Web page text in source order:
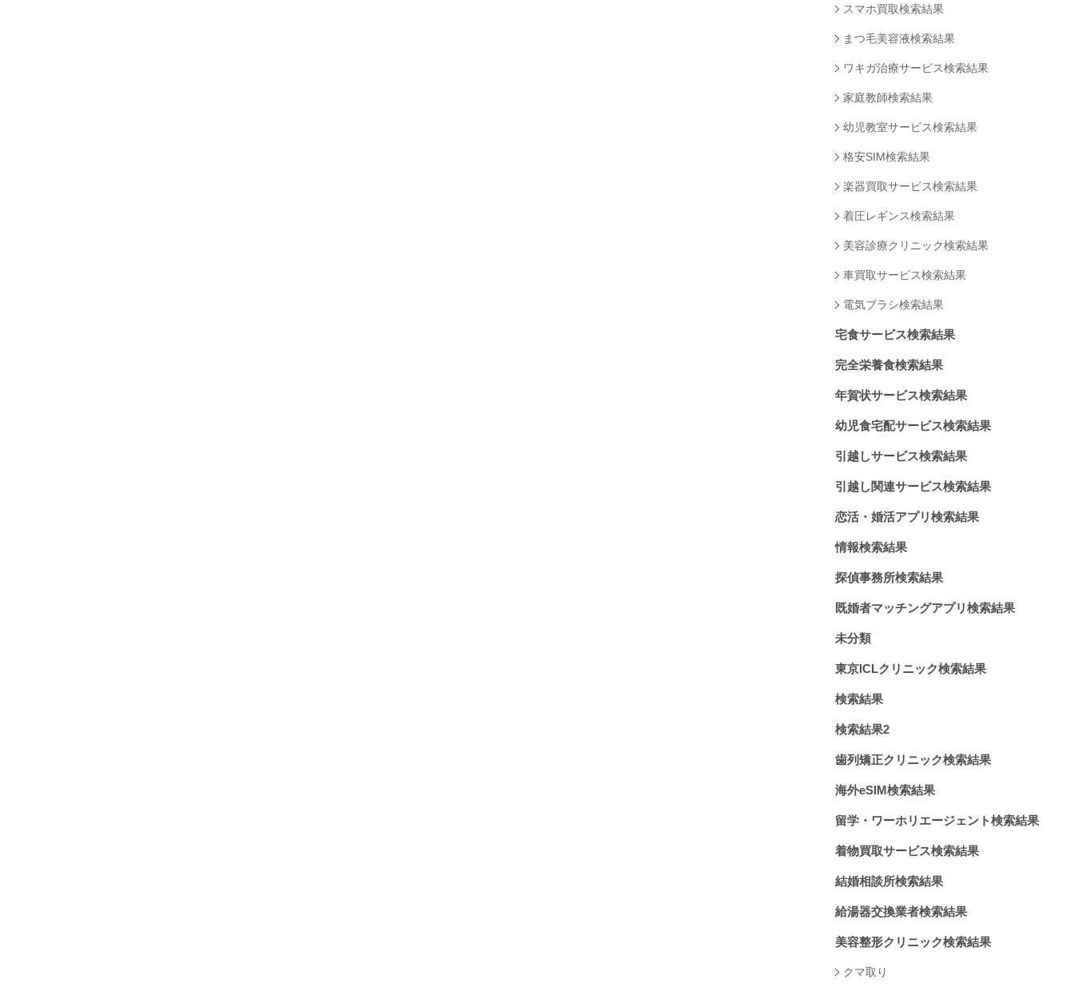
スマホ買取検索結果
まつ毛美容液検索結果
ワキガ治療サービス検索結果
家庭教師検索結果
幼児教室サービス検索結果
格安SIM検索結果
楽器買取サービス検索結果
着圧レギンス検索結果
美容診療クリニック検索結果
車買取サービス検索結果
電気ブラシ検索結果
宅食サービス検索結果
完全栄養食検索結果
年賀状サービス検索結果
幼児食宅配サービス検索結果
引越しサービス検索結果
引越し関連サービス検索結果
恋活・婚活アプリ検索結果
情報検索結果
探偵事務所検索結果
既婚者マッチングアプリ検索結果
未分類
東京ICLクリニック検索結果
検索結果
検索結果2
歯列矯正クリニック検索結果
海外eSIM検索結果
留学・ワーホリエージェント検索結果
着物買取サービス検索結果
結婚相談所検索結果
給湯器交換業者検索結果
美容整形クリニック検索結果
クマ取り